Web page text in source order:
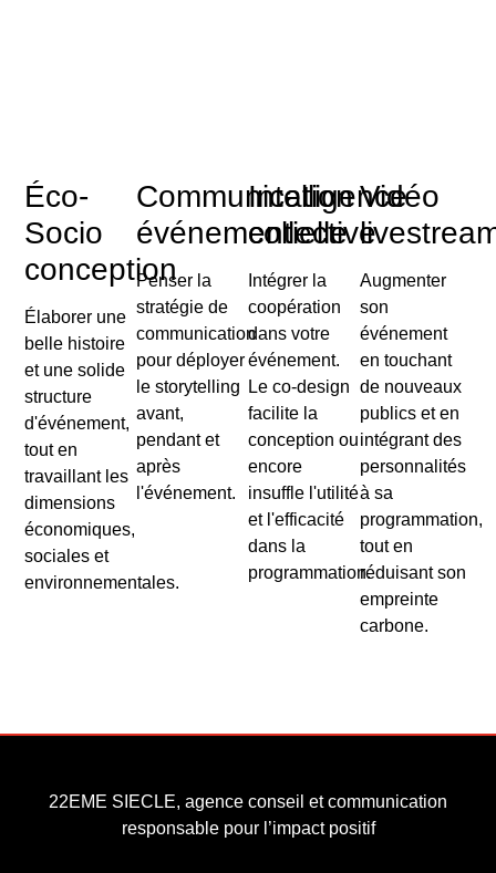
Éco-
Socio
conception
Élaborer une
belle histoire
et une solide
structure
d'événement,
tout en
travaillant les
dimensions
économiques,
sociales et
environnementales.
Communication
événementielle
Penser la
stratégie de
communication
pour déployer
le storytelling
avant,
pendant et
après
l'événement.
Intelligence
collective
Intégrer la
coopération
dans votre
événement.
Le co-design
facilite la
conception ou
encore
insuffle l'utilité
et l'efficacité
dans la
programmation.
Vidéo
Augmenter
son
événement
en touchant
de nouveaux
publics et en
intégrant des
personnalités
à sa
programmation,
tout en
réduisant son
empreinte
carbone.
22EME SIECLE, agence conseil et communication
responsable pour l’impact positif